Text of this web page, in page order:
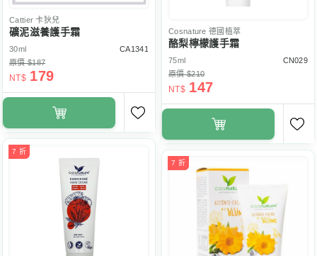
Cattier 卡狄兒
礦泥滋養護手霜
30ml
CA1341
原價 $187
NT$ 179
Cosnature 德國植萃
酪梨檸檬護手霜
75ml
CN029
原價 $210
NT$ 147
7 折
7 折